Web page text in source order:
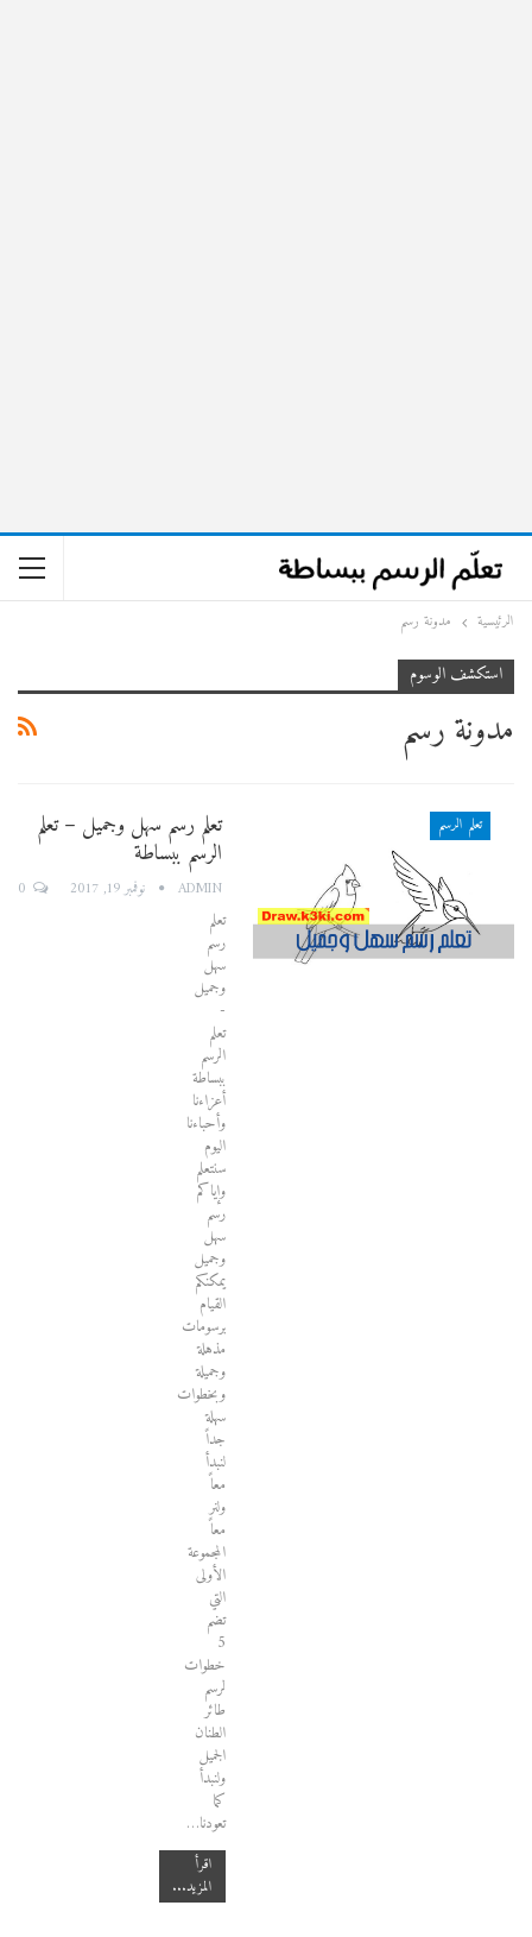
الرئيسية مدونة رسم
استكشف الوسوم
مدونة رسم
تعلم الرسم تعلم رسم سهل وجميل – تعلم
الرسم ببساطة
ADMIN نوفمبر 19, 2017
تعلم
رسم
سهل
وجميل
-
تعلم
الرسم
ببساطة
أعزاءنا
وأحباءنا
اليوم
سنتعلم
وإياكم
رسم
سهل
وجميل
يمكنكم
القيام
برسومات
مذهلة
وجميلة
وبخطوات
سهلة
جداً
لنبدأ
معاً
ولنر
معاً
المجموعة
الأولى
التي
تضم
5
خطوات
لرسم
طائر
الطنان
الجميل
ولنبدأ
كما
تعودنا…
اقرأ
المزيد...